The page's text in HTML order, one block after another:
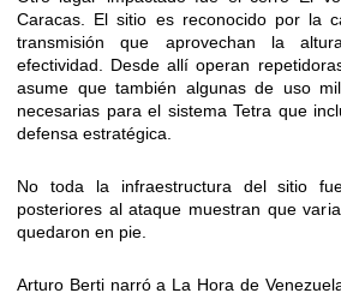
Caracas. El sitio es reconocido por la
transmisión que aprovechan la
efectividad. Desde allí operan
asume que también algunas de uso
necesarias para el sistema Tetra que
defensa estratégica.
No toda la infraestructura del sitio
posteriores al ataque muestran que
quedaron en pie.
Arturo Berti narró a La Hora de